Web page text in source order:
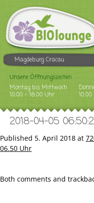
Magdeburg Cracau
Unsere Öffnungszeiten
Montag bis Mittwoch
10.00 - 18.00 Uhr
2018-04-05
Published 5. April 2018 at
06.50 Uhr
Both comments and